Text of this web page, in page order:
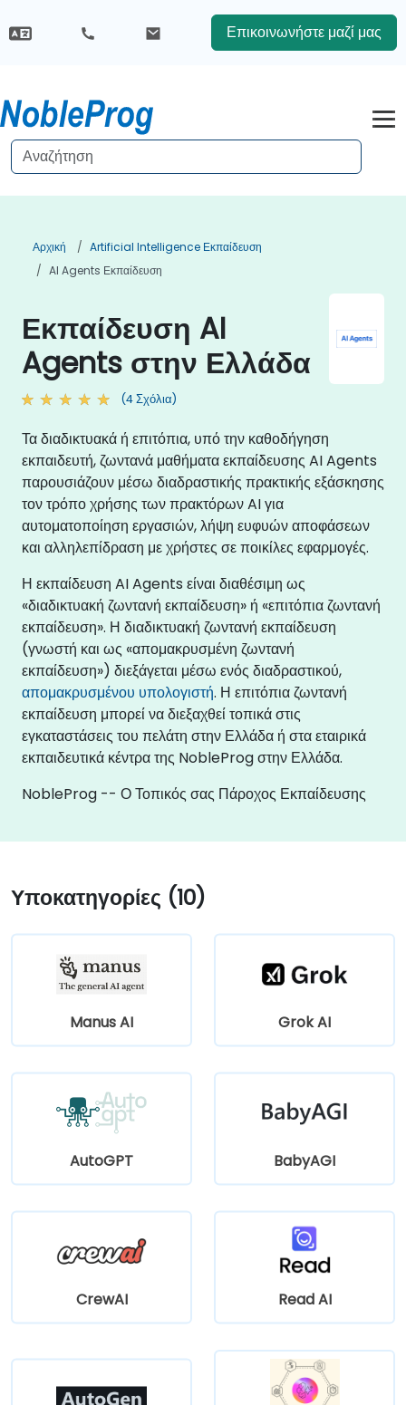
Επικοινωνήστε μαζί μας
Αρχική
Artificial Intelligence Εκπαίδευση
AI Agents Εκπαίδευση
Εκπαίδευση AI
Agents στην Ελλάδα
(4 Σχόλια)
Τα διαδικτυακά ή επιτόπια, υπό την καθοδήγηση
εκπαιδευτή, ζωντανά μαθήματα εκπαίδευσης AI Agents
παρουσιάζουν μέσω διαδραστικής πρακτικής εξάσκησης
τον τρόπο χρήσης των πρακτόρων AI για
αυτοματοποίηση εργασιών, λήψη ευφυών αποφάσεων
και αλληλεπίδραση με χρήστες σε ποικίλες εφαρμογές.
Η εκπαίδευση AI Agents είναι διαθέσιμη ως
«διαδικτυακή ζωντανή εκπαίδευση» ή «επιτόπια ζωντανή
εκπαίδευση». Η διαδικτυακή ζωντανή εκπαίδευση
(γνωστή και ως «απομακρυσμένη ζωντανή
εκπαίδευση») διεξάγεται μέσω ενός διαδραστικού,
απομακρυσμένου υπολογιστή. Η επιτόπια ζωντανή
εκπαίδευση μπορεί να διεξαχθεί τοπικά στις
εγκαταστάσεις του πελάτη στην Ελλάδα ή στα εταιρικά
εκπαιδευτικά κέντρα της NobleProg στην Ελλάδα.
NobleProg -- Ο Τοπικός σας Πάροχος Εκπαίδευσης
Υποκατηγορίες (10)
Manus AI Grok AI
AutoGPT BabyAGI
CrewAI Read AI